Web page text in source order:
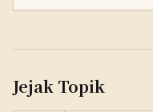
Jejak Topik